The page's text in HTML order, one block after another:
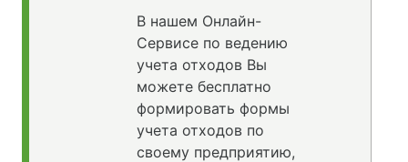
В нашем Онлайн-
Сервисе по ведению
учета отходов Вы
можете бесплатно
формировать формы
учета отходов по
своему предприятию,